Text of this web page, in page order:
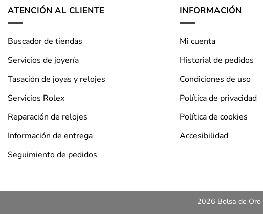
ATENCIÓN AL CLIENTE
Buscador de tiendas
Servicios de joyería
Tasación de joyas y relojes
Servicios Rolex
Reparación de relojes
Información de entrega
Seguimiento de pedidos
INFORMACIÓN
Mi cuenta
Historial de pedidos
Condiciones de uso
Política de privacidad
Política de cookies
Accesibilidad
2026 Bolsa de Oro